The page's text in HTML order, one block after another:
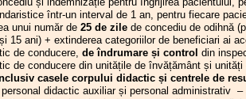
pentru personalul plătit
fără plafonarea la un anumit
de bază net;
indemnizației pentru
științific de doctor, după cum
care deține titlul
învățare-evaluare cu 2 ore
SIP TOUR Excursie în Moldova
comun
cu directorii unităților de
preuniversitar din județul
și standardele profesionale ale
07.10.2024
20.09.2024
02.09.2024
într-un interval de 1 an, pentru fiecare
unui număr de 25 de zile de concediu de odihnă
15 ani) + extinderea categoriilor de beneficiari ai
de conducere, de îndrumare și control din
de conducere din unitățile de învățământ și unități
casele corpului didactic și centrele de
, personal didactic auxiliar și personal administrativ –